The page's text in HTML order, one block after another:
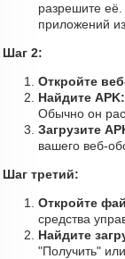
разрешите
приложений
Шаг 2:
Откройте
Найдите APK:
Обычно он
Загрузите
вашего веб-
Шаг третий:
Откройте
средства
Найдите
"Получить"